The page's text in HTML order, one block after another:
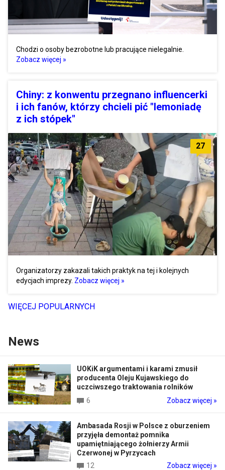
Chodzi o osoby bezrobotne lub pracujące nielegalnie.
Zobacz więcej »
Chiny: z konwentu przegnano influencerki
i ich fanów, którzy chcieli pić "lemoniadę
z ich stópek"
27
Organizatorzy zakazali takich praktyk na tej i kolejnych
edycjach imprezy. Zobacz więcej »
WIĘCEJ POPULARNYCH
News
UOKiK argumentami i karami zmusił
producenta Oleju Kujawskiego do
uczciwszego traktowania rolników
6
Zobacz więcej »
Ambasada Rosji w Polsce z oburzeniem
przyjęła demontaż pomnika
upamiętniającego żołnierzy Armii
Czerwonej w Pyrzycach
12
Zobacz więcej »